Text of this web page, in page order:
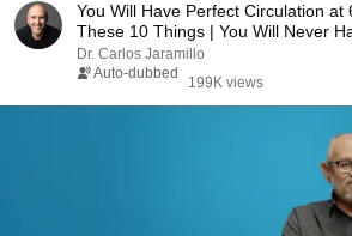
You Will Have Perfect Circulation at
These 10 Things | You Will Never
Dr. Carlos Jaramillo
Auto-dubbed
199K views